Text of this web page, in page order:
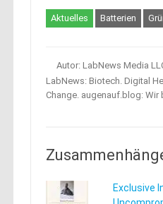
Aktuelles Batterien
Autor: LabNews Media
LabNews: Biotech. Digital
Change. augenauf.blog:
Exclusive